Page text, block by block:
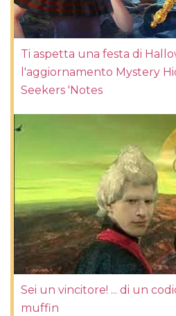
Ti aspetta una festa di
l'aggiornamento Mystery
Seekers 'Notes
Sei un vincitore! ... di un
muffin